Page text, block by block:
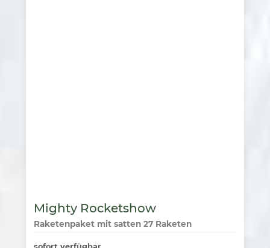
Mighty Rocketshow
Raketenpaket mit satten 27 Raketen